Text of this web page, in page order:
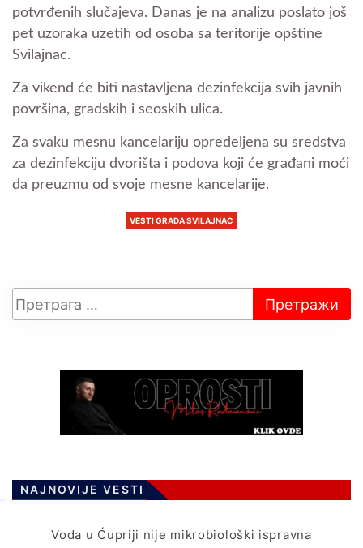
potvrđenih slučajeva. Danas je na analizu poslato još
pet uzoraka uzetih od osoba sa teritorije opštine
Svilajnac.
Za vikend će biti nastavljena dezinfekcija svih javnih
površina, gradskih i seoskih ulica.
Za svaku mesnu kancelariju opredeljena su sredstva
za dezinfekciju dvorišta i podova koji će građani moći
da preuzmu od svoje mesne kancelarije.
VESTI GRADA SVILAJNAC
NAJNOVIJE VESTI
Voda u Ćupriji nije mikrobiološki ispravna